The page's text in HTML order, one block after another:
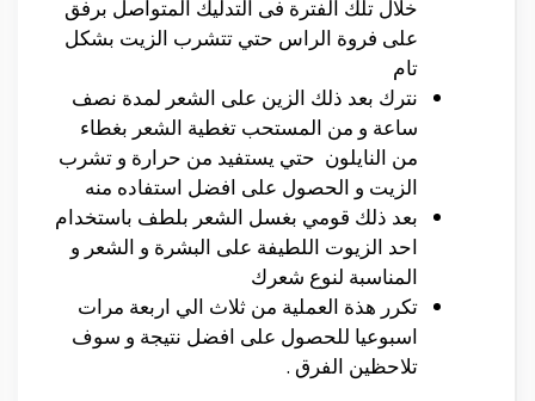
خلال تلك الفترة فى التدليك المتواصل برفق
على فروة الراس حتي تتشرب الزيت بشكل
تام
نترك بعد ذلك الزين على الشعر لمدة نصف
ساعة و من المستحب تغطية الشعر بغطاء
من النايلون حتي يستفيد من حرارة و تشرب
الزيت و الحصول على افضل استفاده منه
بعد ذلك قومي بغسل الشعر بلطف باستخدام
احد الزيوت اللطيفة على البشرة و الشعر و
المناسبة لنوع شعرك
تكرر هذة العملية من ثلاث الي اربعة مرات
اسبوعيا للحصول على افضل نتيجة و سوف
تلاحظين الفرق .